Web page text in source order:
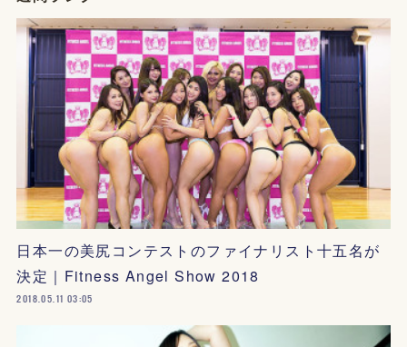
日本一の美尻コンテストのファイナリスト十五名が
決定｜Fitness Angel Show 2018
2018.05.11 03:05